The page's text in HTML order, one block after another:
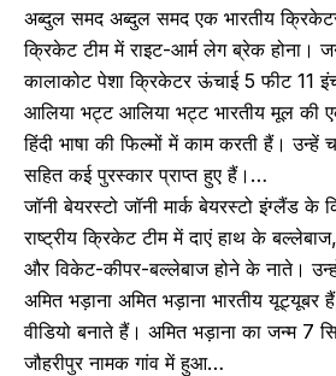
अब्दुल समद अब्दुल समद एक भारतीय
क्रिकेट टीम में राइट-आर्म लेग ब्रेक होना।
कालाकोट पेशा क्रिकेटर ऊंचाई 5 फीट 11
आलिया भट्ट आलिया भट्ट भारतीय मूल की
हिंदी भाषा की फिल्मों में काम करती हैं। उन्हें
सहित कई पुरस्कार प्राप्त हुए हैं।…
जॉनी बेयरस्टो जॉनी मार्क बेयरस्टो इंग्लैंड
राष्ट्रीय क्रिकेट टीम में दाएं हाथ के
और विकेट-कीपर-बल्लेबाज होने के नाते।
अमित भड़ाना अमित भड़ाना भारतीय यूट्यूबर
वीडियो बनाते हैं। अमित भड़ाना का जन्म 7
जौहरीपुर नामक गांव में हुआ…